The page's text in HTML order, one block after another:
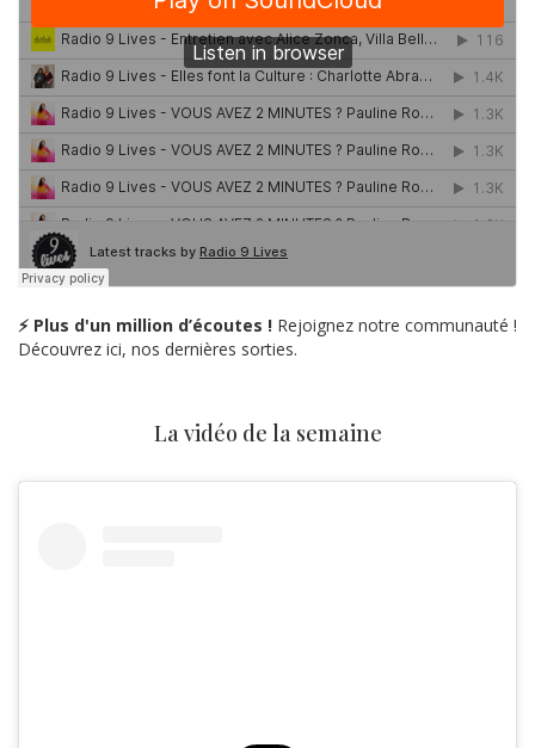
⚡ Plus d'un million d’écoutes ! Rejoignez notre communauté !
Découvrez ici, nos dernières sorties.
La vidéo de la semaine